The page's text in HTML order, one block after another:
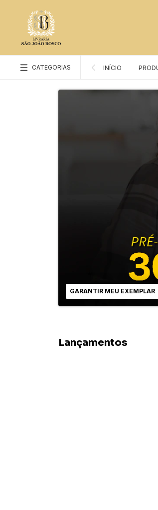
CATEGORIAS INÍCIO
GARANTIR MEU EXEMPLAR
Lançamentos